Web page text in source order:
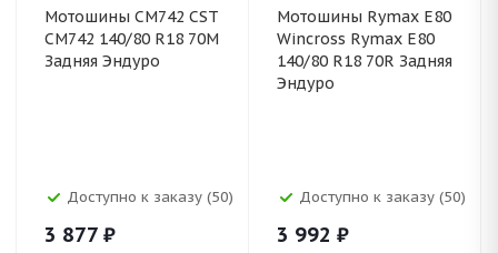
Мотошины CM742 CST
CM742 140/80 R18 70M
Задняя Эндуро
Доступно к заказу (50)
3 877 ₽
Мотошины Rymax E80
Wincross Rymax E80
140/80 R18 70R Задняя
Эндуро
Доступно к заказу (50)
3 992 ₽